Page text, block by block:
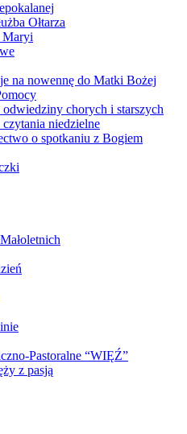
Ołtarza
Maryi
na nowennę do Matki Bożej
odwiedziny chorych i starszych
czytania niedzielne
o spotkaniu z Bogiem
Pastoralne “WIĘŹ”
z pasją